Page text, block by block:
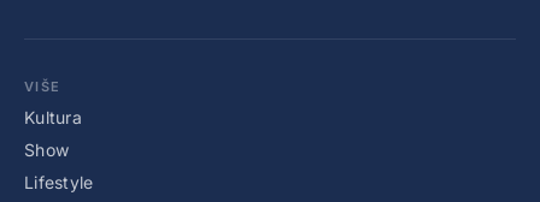
VIŠE
Kultura
Show
Lifestyle